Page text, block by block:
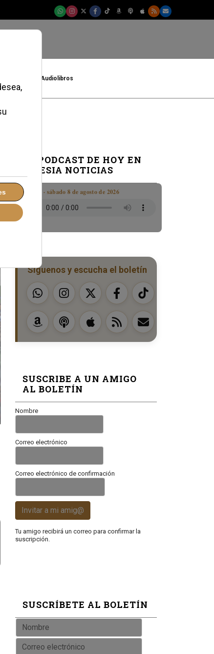
Audiolibros
EL PODCAST DE HOY EN
IGLESIA NOTICIAS
Boletín · sábado 8 de agosto de 2026
Síguenos y escucha el boletín
SUSCRIBE A UN AMIGO
AL BOLETÍN
Nombre
Correo electrónico
Correo electrónico de confirmación
Invitar a mi amig@
Tu amigo recibirá un correo para confirmar la
suscripción.
SUSCRÍBETE AL BOLETÍN